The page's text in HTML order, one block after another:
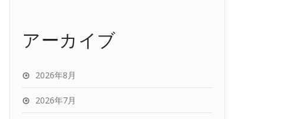
アーカイブ
2026年8月
2026年7月